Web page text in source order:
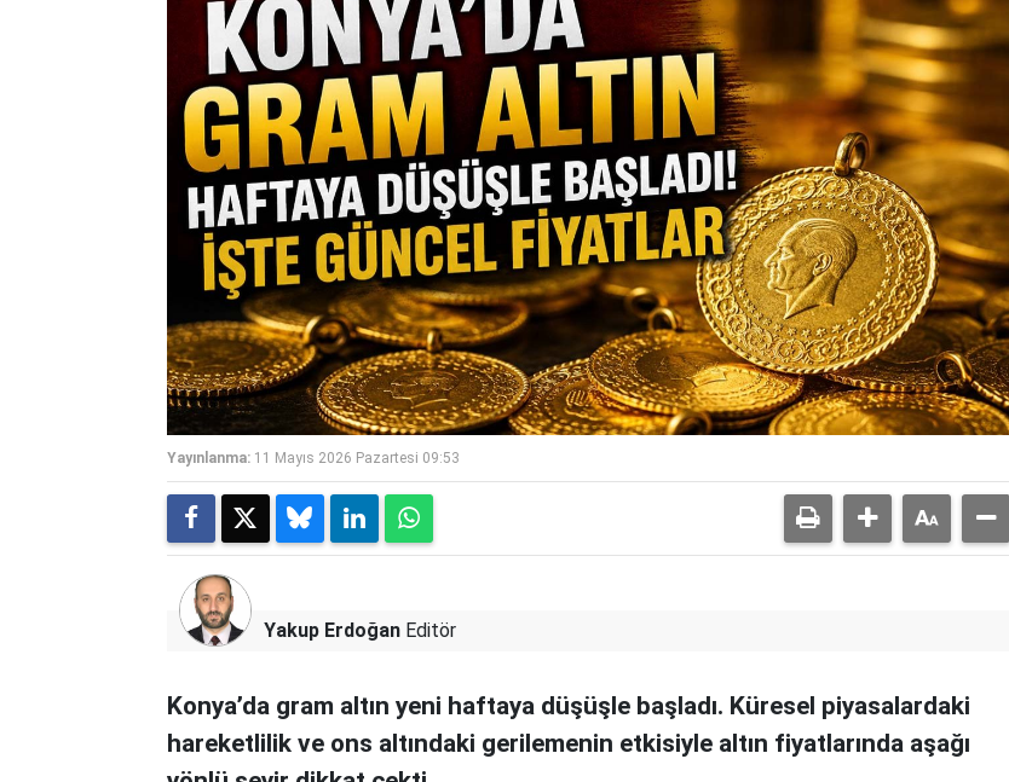
Yayınlanma: 11 Mayıs 2026 Pazartesi 09:53
Yakup Erdoğan Editör
Konya’da gram altın yeni haftaya düşüşle başladı. Küresel piyasalardaki
hareketlilik ve ons altındaki gerilemenin etkisiyle altın fiyatlarında aşağı